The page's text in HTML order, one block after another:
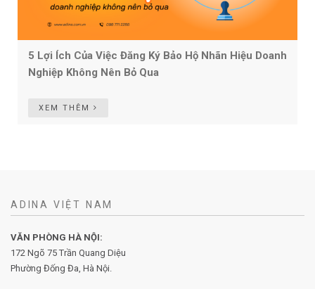
5 Lợi Ích Của Việc Đăng Ký Bảo Hộ Nhãn Hiệu Doanh
Nghiệp Không Nên Bỏ Qua
XEM THÊM
ADINA VIỆT NAM
VĂN PHÒNG HÀ NỘI:
172 Ngõ 75 Trần Quang Diệu
Phường Đống Đa, Hà Nội.